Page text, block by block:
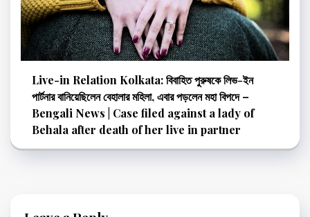
Live-in Relation Kolkata: বিবাহিত পুরুষকে লিভ-ইন
পার্টনার বানিয়েছিলেন বেহালার মহিলা, এবার পড়লেন মহা বিপদে –
Bengali News | Case filed against a lady of
Behala after death of her live in partner